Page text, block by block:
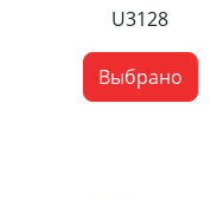
U3128
Выбрано